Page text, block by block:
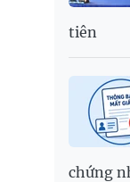
tiên
chứng